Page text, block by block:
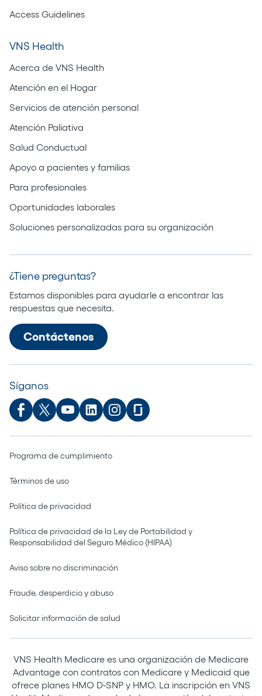
Access Guidelines
VNS Health
Acerca de VNS Health
Atención en el Hogar
Servicios de atención personal
Atención Paliativa
Salud Conductual
Apoyo a pacientes y familias
Para profesionales
Oportunidades laborales
Soluciones personalizadas para su organización
¿Tiene preguntas?
Estamos disponibles para ayudarle a encontrar las
respuestas que necesita.
Contáctenos
Síganos
Programa de cumplimiento
Términos de uso
Política de privacidad
Política de privacidad de la Ley de Portabilidad y
Responsabilidad del Seguro Médico (HIPAA)
Aviso sobre no discriminación
Fraude, desperdicio y abuso
Solicitar información de salud
VNS Health Medicare es una organización de Medicare
Advantage con contratos con Medicare y Medicaid que
ofrece planes HMO D-SNP y HMO. La inscripción en VNS